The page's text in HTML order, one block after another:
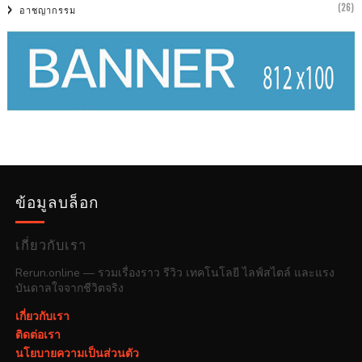
อาชญากรรม (26)
ข้อมูลบล็อก
เกี่ยวกับเรา
Rerun.online — รวมเรื่องราว รีวิว เทคโนโลยี ไลฟ์สไตล์ และแรง
บันดาลใจจากชีวิตจริง
เกี่ยวกับเรา
ติดต่อเรา
นโยบายความเป็นส่วนตัว